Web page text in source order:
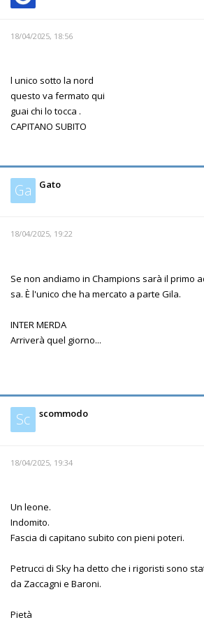
18/04/2025, 18:56
l unico sotto la nord
questo va fermato qui
guai chi lo tocca .
CAPITANO SUBITO
Ga Gato
18/04/2025, 19:22
Se non andiamo in Champions sarà il primo
sa. È l'unico che ha mercato a parte Gila.
INTER MERDA
Arriverà quel giorno...
Sc scommodo
18/04/2025, 19:34
Un leone.
Indomito.
Fascia di capitano subito con pieni poteri.
Petrucci di Sky ha detto che i rigoristi sono
da Zaccagni e Baroni.
Pietà